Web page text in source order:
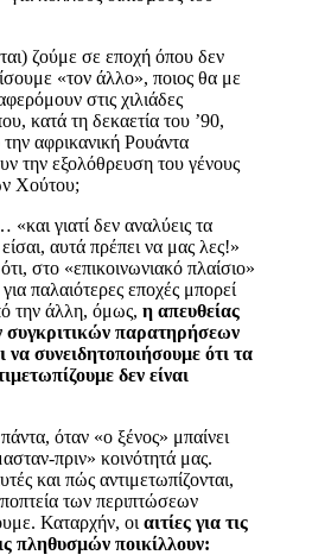
ζούμε σε εποχή όπου δεν
«τον άλλο», ποιος θα με
στις χιλιάδες
κατά τη δεκαετία του ’90,
αφρικανική Ρουάντα
την εξολόθρευση του γένους
Χούτου;
γιατί δεν αναλύεις τα
αυτά πρέπει να μας λες!»
ότι, στο «επικοινωνιακό πλαίσιο»
παλαιότερες εποχές μπορεί
την άλλη, όμως, η απευθείας
παρατηρήσεων
να συνειδητοποιήσουμε ότι τα
δεν είναι
όταν «ο ξένος» μπαίνει
πριν» κοινότητά μας.
και πώς αντιμετωπίζονται,
των περιπτώσεων
Καταρχήν, οι αιτίες για τις
πληθυσμών ποικίλλουν: